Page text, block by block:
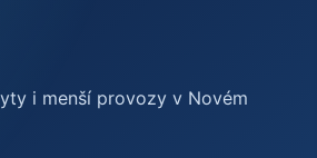
i menší provozy v Novém